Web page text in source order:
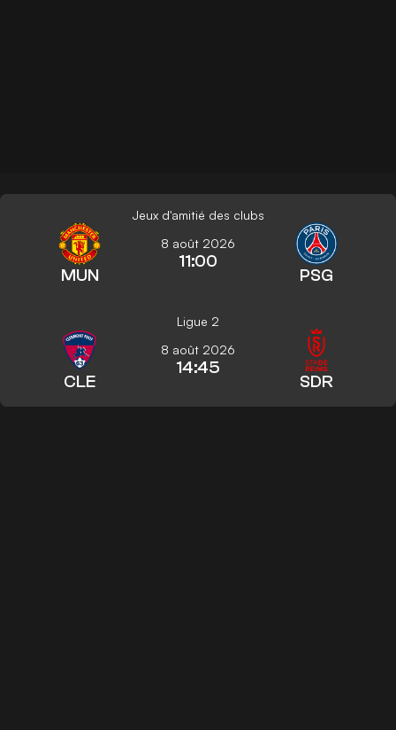
Jeux d'amitié des clubs
MUN
8 août 2026
11:00
PSG
Ligue 2
CLE
8 août 2026
14:45
SDR